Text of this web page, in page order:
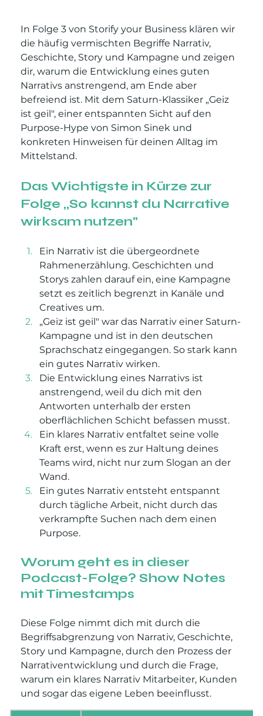
In Folge 3 von Storify your Business klären wir
die häufig vermischten Begriffe Narrativ,
Geschichte, Story und Kampagne und zeigen
dir, warum die Entwicklung eines guten
Narrativs anstrengend, am Ende aber
befreiend ist. Mit dem Saturn-Klassiker „Geiz
ist geil", einer entspannten Sicht auf den
Purpose-Hype von Simon Sinek und
konkreten Hinweisen für deinen Alltag im
Mittelstand.
Das Wichtigste in Kürze zur
Folge „So kannst du Narrative
wirksam nutzen"
Ein Narrativ ist die übergeordnete
Rahmenerzählung. Geschichten und
Storys zahlen darauf ein, eine Kampagne
setzt es zeitlich begrenzt in Kanäle und
Creatives um.
„Geiz ist geil" war das Narrativ einer Saturn-
Kampagne und ist in den deutschen
Sprachschatz eingegangen. So stark kann
ein gutes Narrativ wirken.
Die Entwicklung eines Narrativs ist
anstrengend, weil du dich mit den
Antworten unterhalb der ersten
oberflächlichen Schicht befassen musst.
Ein klares Narrativ entfaltet seine volle
Kraft erst, wenn es zur Haltung deines
Teams wird, nicht nur zum Slogan an der
Wand.
Ein gutes Narrativ entsteht entspannt
durch tägliche Arbeit, nicht durch das
verkrampfte Suchen nach dem einen
Purpose.
Worum geht es in dieser
Podcast-Folge? Show Notes
mit Timestamps
Diese Folge nimmt dich mit durch die
Begriffsabgrenzung von Narrativ, Geschichte,
Story und Kampagne, durch den Prozess der
Narrativentwicklung und durch die Frage,
warum ein klares Narrativ Mitarbeiter, Kunden
und sogar das eigene Leben beeinflusst.